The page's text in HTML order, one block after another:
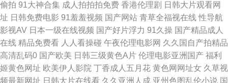
久久传媒AV 91情趣小视频 91妞妞免费视频 97在线网 偷拍99热 99视频在线
观看97 黑人欧美性爱 老司机由于影院 人人人a∨av 91免费看羞羞网站 老司
机干逼 日本a在线观看视频 先锋影音岛国AV 91麻豆久久 91足交视频丝袜 豆
偷拍 91大神合集 成人拍拍拍免费 香港伦理剧 日韩大片观看网
址 日韩免费电影 91羞羞视频 国产网站 青草全福视在线 性导航
影视AV 日本一级在线视频 国产好片浮力 91久操 国产精品成人
在线 精品免费看 人人看操碰 午夜伦理电影网 久久国自产拍精品
高清乱码0 国产欧美 日韩三级黄色A片 伦理电影亚洲国产 福利
姬黄色网址 欧美伊人影院 丁香成人五月花 黄色网网址女 久草视
频最新网址 日韩大片在线看 久久亚洲人成 亚州色图乱伦小说 国